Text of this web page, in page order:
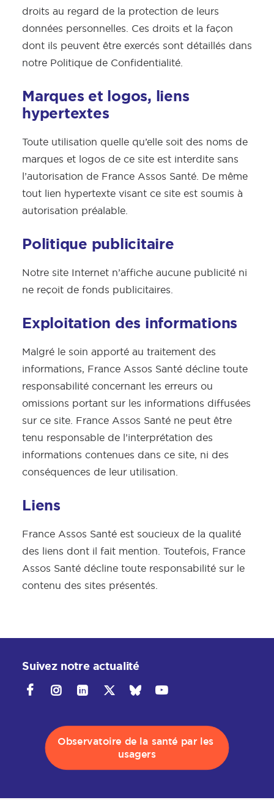
droits au regard de la protection de leurs
données personnelles. Ces droits et la façon
dont ils peuvent être exercés sont détaillés dans
notre Politique de Confidentialité
Marques et logos, liens
hypertextes
Toute utilisation quelle qu’elle soit des noms de
marques et logos de ce site est interdite sans
l’autorisation de France Assos Santé. De même
tout lien hypertexte visant ce site est soumis à
autorisation préalable.
Politique publicitaire
Notre site Internet n’affiche aucune publicité ni
ne reçoit de fonds publicitaires.
Exploitation des informations
Malgré le soin apporté au traitement des
informations, France Assos Santé décline toute
responsabilité concernant les erreurs ou
omissions portant sur les informations diffusées
sur ce site. France Assos Santé ne peut être
tenu responsable de l’interprétation des
informations contenues dans ce site, ni des
conséquences de leur utilisation.
Liens
France Assos Santé est soucieux de la qualité
des liens dont il fait mention. Toutefois, France
Assos Santé décline toute responsabilité sur le
contenu des sites présentés.
Suivez notre actualité
Observatoire de la santé par les
usagers